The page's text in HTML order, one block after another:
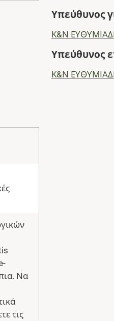
Υπεύθυνος
Κ&Ν
Υπεύθυνος
Κ&Ν
Να
τις